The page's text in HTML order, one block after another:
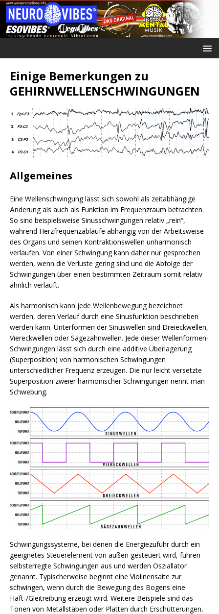
Einige Bemerkungen zu
GEHIRNWELLENSCHWINGUNGEN
Allgemeines
Eine Wellenschwingung lässt sich sowohl als zeitabhängige
Änderung als auch als Funktion im Frequenzraum betrachten.
So sind beispielsweise Sinusschwingungen relativ „rein“,
während Herzfrequenzabläufe abhängig von der Arbeitsweise
des Organs und seinen Kontraktionswellen unharmonisch
verlaufen. Von einer Schwingung kann daher nur gesprochen
werden, wenn die Verluste gering sind und die Abfolge der
Schwingungen über einen bestimmten Zeitraum somit relativ
ähnlich verläuft.
Als harmonisch kann jede Wellenbewegung bezeichnet
werden, deren Verlauf durch eine Sinusfunktion beschrieben
werden kann. Unterformen der Sinuswellen sind Dreieckwellen,
Viereckwellen oder Sägezahnwellen. Jede dieser Wellenformen-
Schwingungen lässt sich durch eine additive Überlagerung
(Superposition) von harmonischen Schwingungen
unterschiedlicher Frequenz erzeugen. Die nur leicht versetzte
Superposition zweier harmonischer Schwingungen nennt man
Schwebung.
Schwingungssysteme, bei denen die Energiezufuhr durch ein
geeignetes Steuerelement von außen gesteuert wird, führen
selbsterregte Schwingungen aus und werden Osziallator
genannt. Typischerweise beginnt eine Violinensaite zur
schwingen, wenn durch die Bewegung des Bogens eine
Haft-/Gleitreibung erzeugt wird. Weitere Beispiele sind das
Tönen von Metallstäben oder Platten durch Erschütterungen,